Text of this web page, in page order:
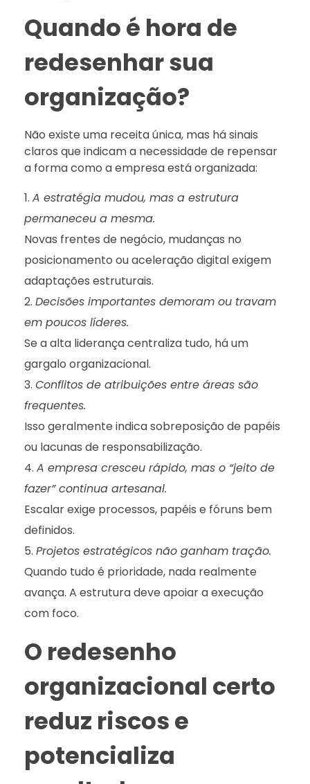
Quando é hora de
redesenhar sua
organização?
Não existe uma receita única, mas há sinais
claros que indicam a necessidade de repensar
a forma como a empresa está organizada:
A estratégia mudou, mas a estrutura
permaneceu a mesma.
Novas frentes de negócio, mudanças no
posicionamento ou aceleração digital exigem
adaptações estruturais.
Decisões importantes demoram ou travam
em poucos líderes.
Se a alta liderança centraliza tudo, há um
gargalo organizacional.
Conflitos de atribuições entre áreas são
frequentes.
Isso geralmente indica sobreposição de papéis
ou lacunas de responsabilização.
A empresa cresceu rápido, mas o “jeito de
fazer” continua artesanal.
Escalar exige processos, papéis e fóruns bem
definidos.
Projetos estratégicos não ganham tração.
Quando tudo é prioridade, nada realmente
avança. A estrutura deve apoiar a execução
com foco.
O redesenho
organizacional certo
reduz riscos e
potencializa